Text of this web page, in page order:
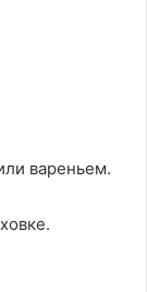
вареньем.